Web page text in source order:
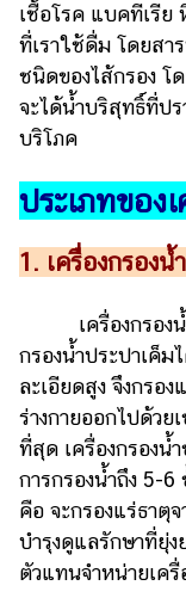
ช้อป
ปิ้ง
รถยนต์
และ
การ
ตกแต่ง
ราคา
ทอง
ราคา
น้ำมัน
วา
ไร
ตี้
เชื้อโรค แบคทีเรีย
ที่เราใช้ดื่ม โดยสา
ชนิดของไส้กรอง
จะได้น้ำบริสุทธิ์ที่ป
บริโภค
ประเภทของ
1. เครื่องกรอง
เครื่องกรองน้ำ
กรองน้ำประปาเค็ม
ละเอียดสูง จึงกรอ
ร่างกายออกไปด้ว
ที่สุด เครื่องกรองน้
การกรองน้ำถึง 5-
คือ จะกรองแร่ธาตุ
บำรุงดูแลรักษาที่ยุ่
ตัวแทนจำหน่ายเครื่